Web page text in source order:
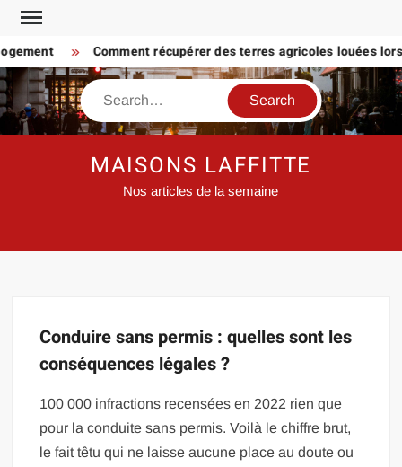
Skip
content
Comment récupérer des terres agricoles louées
Search
MAISONS LAFFITTE
Nos articles de la semaine
Conduire sans permis : quelles sont les
conséquences légales ?
100 000 infractions recensées en 2022 rien que
pour la conduite sans permis. Voilà le chiffre brut,
le fait têtu qui ne laisse aucune place au doute ou